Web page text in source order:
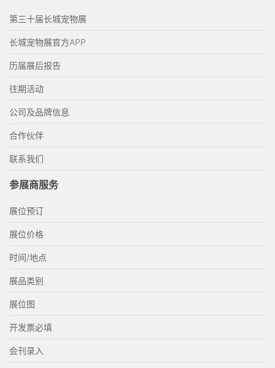
第三十届长城宠物展
长城宠物展官方APP
历届展后报告
往期活动
公司及品牌信息
合作伙伴
联系我们
参展商服务
展位预订
展位价格
时间/地点
展品类别
展位图
开发票必填
会刊录入